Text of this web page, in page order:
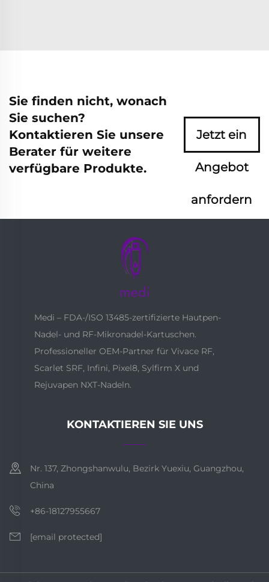
Sie finden nicht, wonach
Sie suchen?
Kontaktieren Sie unsere
Berater für weitere
verfügbare Produkte.
Jetzt ein
Angebot
anfordern
Medi – FDA-/ISO 13485-zertifizierte Hautpen-
Nadel- und RF-Mikronadel-Kartuschen.
Professioneller OEM-Partner für Vivace RF,
Scarlet SRF, Infini, Pixel8, Sylfirm X und
Rejuvapen NXT-Nadeln.
KONTAKTIEREN SIE UNS
Nr. 137, Zhongshanwulu, Bezirk Yuexiu, Guangzhou,
China
+86-18127955667
[email protected]